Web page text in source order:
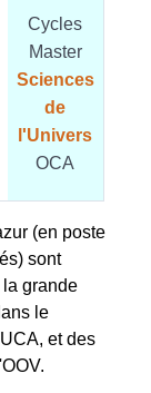
Cycles
Master
Sciences
de
l'Univers
OCA
(en poste
sont
grande
le
et des